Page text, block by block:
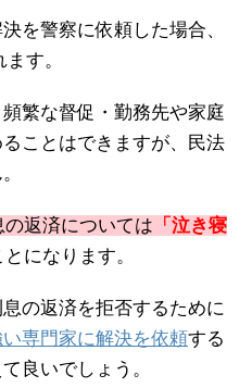
を警察に依頼した場合、
す。
繁な督促・勤務先や家庭
ことはできますが、民法
返済については 「泣き寝
とになります。
の返済を拒否するために
専門家に解決を依頼する
良いでしょう。